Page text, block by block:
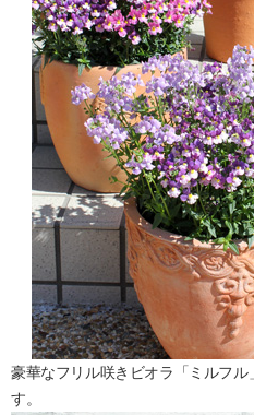
豪華なフリル咲きビオラ「ミルフル
す。